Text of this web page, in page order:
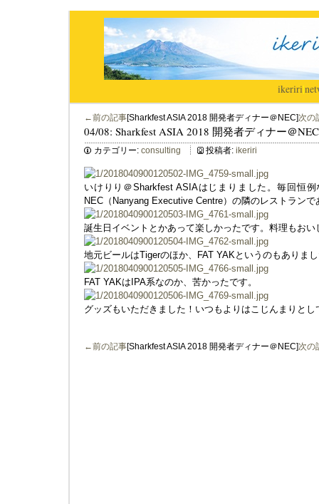
ikeriri|
←前の記事[Sharkfest ASIA 2018 開発者ディナー＠NEC]次
04/08: Sharkfest ASIA 2018 開発者ディナー＠NEC
カテゴリー: consulting 投稿者: ikeriri
いけりり＠Sharkfest ASIAはじまりました。毎回恒
NEC（Nanyang Executive Centre）の隣のレストランで
誕生日イベントとかあって楽しかったです。料理もおい
地元ビールはTigerのほか、FAT YAKというのもありま
FAT YAKはIPA系なのか、苦かったです。
グッズもいただきました！いつもよりはこじんまりと
←前の記事[Sharkfest ASIA 2018 開発者ディナー＠NEC]次